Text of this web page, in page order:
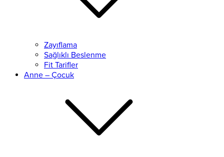
Zayıflama
Sağlıklı Beslenme
Fit Tarifler
Anne – Çocuk